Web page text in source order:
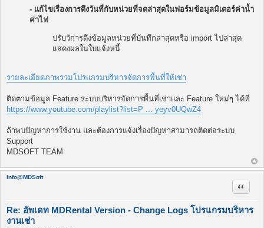
- แก้ไขเรื่องการดึงวันที่กับหน่วยที่จดล่าสุดในฟอร์มข้อมูลมิเตอร์ค่าน้ำ
ค่าไฟ
ปรับวัการดึงข้อมูลหน่วยที่บันทึกล่าสุดหรือ import ไปล่าสุด
แสดงผลในใบแจ้งหนี้
รายละเอียดภาพรวมโปรแกรมบริหารจัดการพื้นที่ให้เช่า
ติดตามข้อมูล Feature ระบบบริหารจัดการพื้นที่เช่าและ Feature ใหม่ๆ ได้ที่
https://www.youtube.com/playlist?list=P ... yeyv0UQwZ4
ถ้าพบปัญหาการใช้งาน และต้องการแจ้งเรื่องปัญหาสามารถติดต่อระบบ
Support
MDSOFT TEAM
Info@MDSoft
Re: อัพเดท MDRental Version - Change Logs โปรแกรมบริหาร
งานเช่า
อ้างคำ